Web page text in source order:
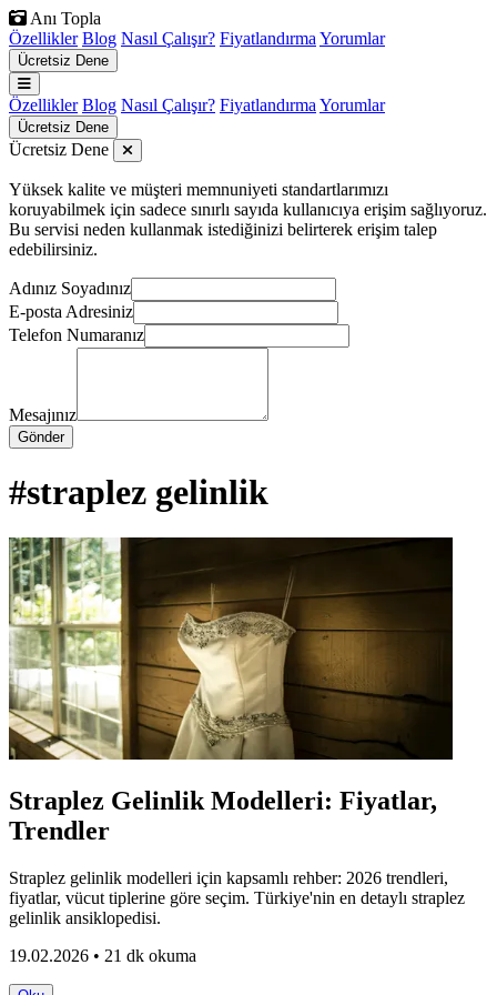
Anı Topla
Özellikler Blog Nasıl Çalışır? Fiyatlandırma Yorumlar
Ücretsiz Dene
Özellikler Blog Nasıl Çalışır? Fiyatlandırma Yorumlar
Ücretsiz Dene
Ücretsiz Dene
Yüksek kalite ve müşteri memnuniyeti standartlarımızı
koruyabilmek için sadece sınırlı sayıda kullanıcıya erişim sağlıyoruz.
Bu servisi neden kullanmak istediğinizi belirterek erişim talep
edebilirsiniz.
Adınız Soyadınız
E-posta Adresiniz
Telefon Numaranız
Mesajınız
Gönder
#straplez gelinlik
Straplez Gelinlik Modelleri: Fiyatlar,
Trendler
Straplez gelinlik modelleri için kapsamlı rehber: 2026 trendleri,
fiyatlar, vücut tiplerine göre seçim. Türkiye'nin en detaylı straplez
gelinlik ansiklopedisi.
19.02.2026 • 21 dk okuma